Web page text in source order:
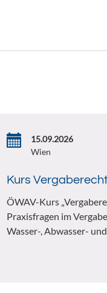
15.09.2026
Wien
Kurs
ÖWAV-Kurs
Praxisfragen im
Wasser-, Abwasser-